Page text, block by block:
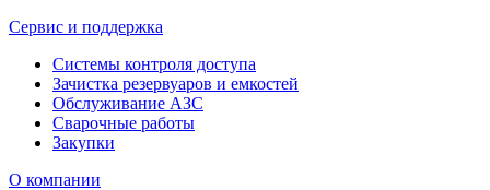
Сервис и поддержка
Системы контроля доступа
Зачистка резервуаров и емкостей
Обслуживание АЗС
Сварочные работы
Закупки
О компании